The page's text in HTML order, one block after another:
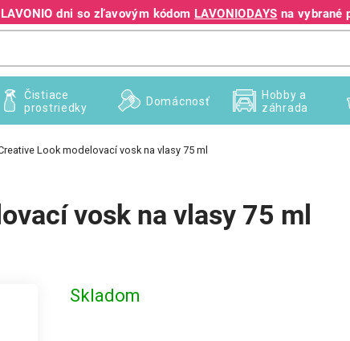
dni so zľavovým kódom LAVONIODAYS na vybrané
+421 940 995 209
Čistiace
prostriedky
Domácnosť
Hobby a
záhrada
Look modelovací vosk na vlasy 75 ml
vosk na vlasy 75 ml
Skladom